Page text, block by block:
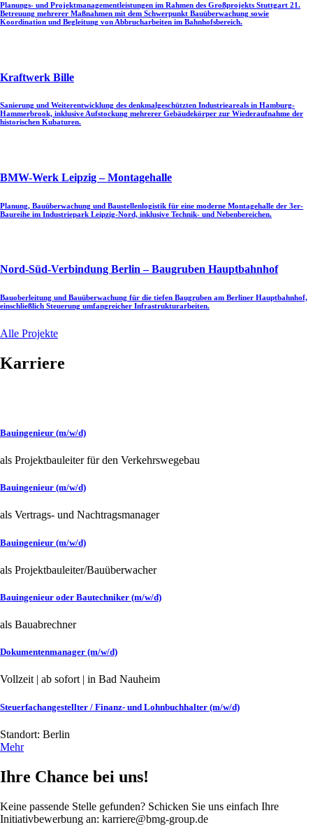
Planungs- und Projektmanagementleistungen im Rahmen des Großprojekts Stuttgart 21.
Betreuung mehrerer Maßnahmen mit dem Schwerpunkt Bauüberwachung sowie
Koordination und Begleitung von Abbrucharbeiten im Bahnhofsbereich.
Kraftwerk Bille
Sanierung und Weiterentwicklung des denkmalgeschützten Industrieareals in Hamburg-
Hammerbrook, inklusive Aufstockung mehrerer Gebäudekörper zur Wiederaufnahme der
historischen Kubaturen.
BMW-Werk Leipzig – Montagehalle
Planung, Bauüberwachung und Baustellenlogistik für eine moderne Montagehalle der 3er-
Baureihe im Industriepark Leipzig-Nord, inklusive Technik- und Nebenbereichen.
Nord-Süd-Verbindung Berlin – Baugruben Hauptbahnhof
Bauoberleitung und Bauüberwachung für die tiefen Baugruben am Berliner Hauptbahnhof,
einschließlich Steuerung umfangreicher Infrastrukturarbeiten.
Alle Projekte
Karriere
Bauingenieur (m/w/d)
als Projektbauleiter für den Verkehrswegebau
Bauingenieur (m/w/d)
als Vertrags- und Nachtragsmanager
Bauingenieur (m/w/d)
als Projektbauleiter/Bauüberwacher
Bauingenieur oder Bautechniker (m/w/d)
als Bauabrechner
Dokumentenmanager (m/w/d)
Vollzeit | ab sofort | in Bad Nauheim
Steuerfachangestellter / Finanz- und Lohnbuchhalter (m/w/d)
Standort: Berlin
Mehr
Ihre Chance bei uns!
Keine passende Stelle gefunden? Schicken Sie uns einfach Ihre
Initiativbewerbung an: karriere@bmg-group.de